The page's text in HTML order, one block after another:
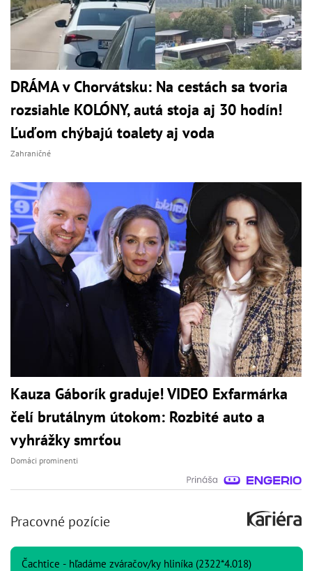
DRÁMA v Chorvátsku: Na cestách sa tvoria
rozsiahle KOLÓNY, autá stoja aj 30 hodín!
Ľuďom chýbajú toalety aj voda
Zahraničné
Kauza Gáborík graduje! VIDEO Exfarmárka
čelí brutálnym útokom: Rozbité auto a
vyhrážky smrťou
Domáci prominenti
Pracovné pozície
Čachtice - hľadáme zváračov/ky hliníka (2322*4.018)